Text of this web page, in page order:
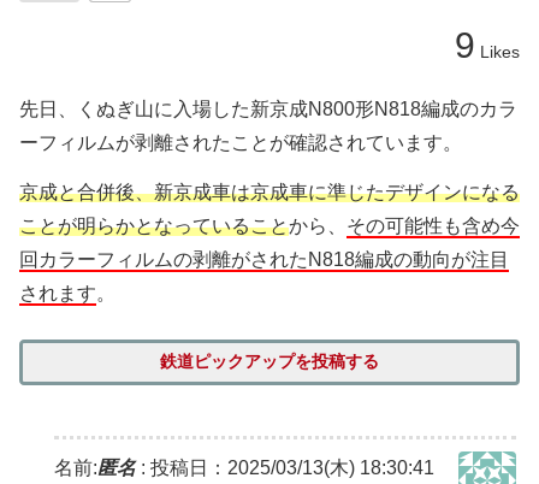
9 Likes
先日、くぬぎ山に入場した新京成N800形N818編成のカラ
ーフィルムが剥離されたことが確認されています。
京成と合併後、新京成車は京成車に準じたデザインになる
ことが明らかとなっていることから、 その可能性も含め今
回カラーフィルムの剥離がされたN818編成の動向が注目
されます。
鉄道ピックアップを投稿する
名前:匿名: 投稿日：2025/03/13(木) 18:30:41